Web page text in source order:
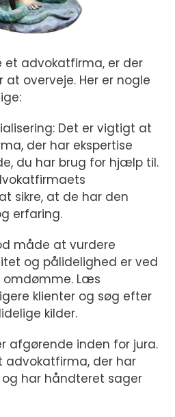
advokatfirma, er der
overveje. Her er nogle
Det er vigtigt at
der har ekspertise
du har brug for hjælp til.
sikre, at de har den
erfaring.
måde at vurdere
og pålidelighed er ved
omdømme. Læs
klienter og søg efter
kilder.
afgørende inden for jura.
der har
har håndteret sager